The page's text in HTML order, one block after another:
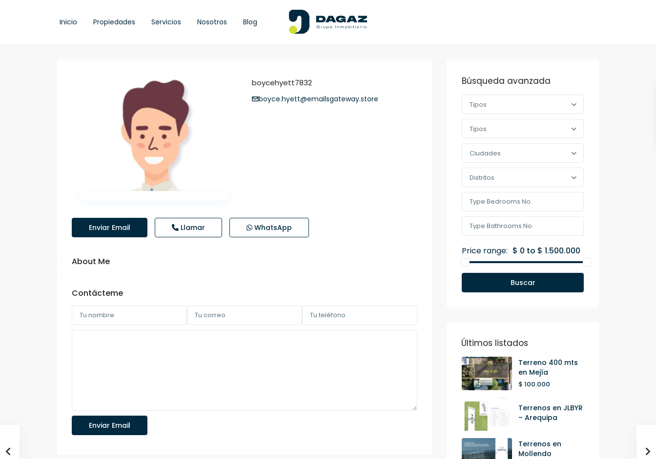
Inicio Propiedades Servicios Nosotros Blog
boycehyett7832
boyce.hyett@emailsgateway.store
Enviar Email Llamar WhatsApp
About Me
Contácteme
Búsqueda avanzada
Tipos
Tipos
Ciudades
Distritos
Price range: $ 0 to $ 1.500.000
Buscar
Últimos listados
Terreno 400 mts
en Mejía
$ 100.000
Terrenos en JLBYR
– Arequipa
Terrenos en
Mollendo